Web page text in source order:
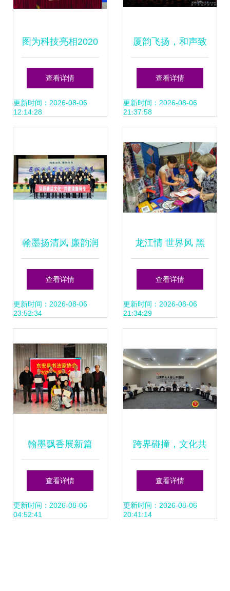
图为科技亮相2020
第十五届深圳新兴
技术创新交流会 引
新风尚
查看详情
更新时间：2026-08-06
12:14:28
厦韵飞扬，和声致
远——记厦门乐之
声合唱团成立周年
交流活动
查看详情
更新时间：2026-08-06
21:37:58
翰墨扬清风 廉韵润
初心——运城师范
高等专科学校组织
作品展暨交流活动
侧记
查看详情
更新时间：2026-08-06
23:52:34
龙江情 世界风 黑
龙江省中外文化交
流中心赋能高校文
查看详情
更新时间：2026-08-06
21:34:29
翰墨飘香展新篇
——东安县书法家
协会2025年度年会
查看详情
更新时间：2026-08-06
04:52:41
跨界碰撞，文化共
融 贾湖酒业走进卫
龙食品开启艺术交
查看详情
更新时间：2026-08-06
20:41:14